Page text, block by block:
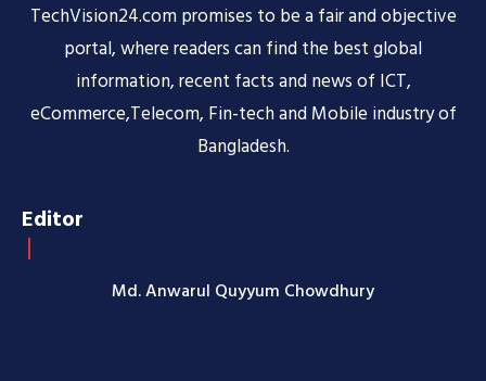
TechVision24.com promises to be a fair and objective
portal, where readers can find the best global
information, recent facts and news of ICT,
eCommerce,Telecom, Fin-tech and Mobile industry of
Bangladesh.
Editor
Md. Anwarul Quyyum Chowdhury